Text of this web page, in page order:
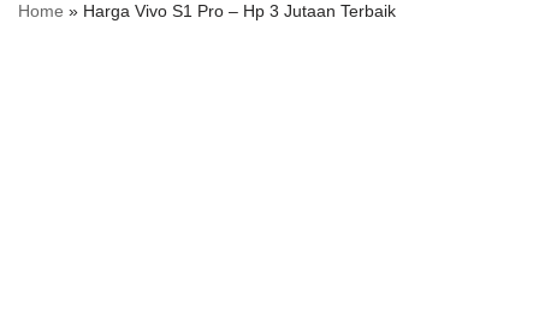
Home » Harga Vivo S1 Pro – Hp 3 Jutaan Terbaik